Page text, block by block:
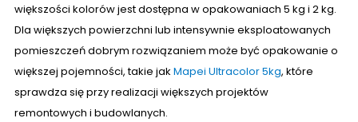
większości kolorów jest dostępna w opakowaniach 5 kg i 2 kg.
Dla większych powierzchni lub intensywnie eksploatowanych
pomieszczeń dobrym rozwiązaniem może być opakowanie o
większej pojemności, takie jakMapei Ultracolor 5kg, które
sprawdza się przy realizacji większych projektów
remontowych i budowlanych.